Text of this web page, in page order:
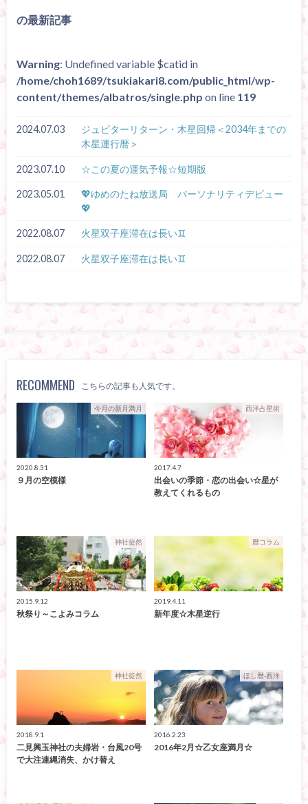
の最新記事
Warning: Undefined variable $catid in
/home/choh1689/tsukiakari8.com/public_html/wp-
content/themes/albatros/single.php on line 119
2024.07.03
ジュピターリターン・木星回帰＜2034年までの
木星運行暦＞
2023.07.10 ☆この夏の運気予報☆短期版
2023.05.01
💖ゆめのたね放送局 パーソナリティデビュー
💖
2022.08.07 火星双子座滞在は長い♊
2022.08.07 火星双子座滞在は長い♊
RECOMMEND こちらの記事も人気です。
今月の新月満月
2020.8.31
９月の空模様
西洋占星術
2017.4.7
出会いの季節・恋の出会い☆星が
教えてくれるもの
神社徒然
2015.9.12
秋祭り～こよみコラム
暦コラム
2019.4.11
新年度☆木星逆行
神社徒然
2018.9.1
二見興玉神社の夫婦岩・台風20号
で大注連縄消失、かけ替え
ほし暦-西洋
2016.2.23
2016年2月☆乙女座満月☆